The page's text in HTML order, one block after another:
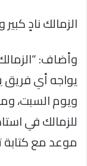
الزمالك نادٍ
وأضاف:
يواجه أي فريق
للزمالك في
موعد مع كتابة